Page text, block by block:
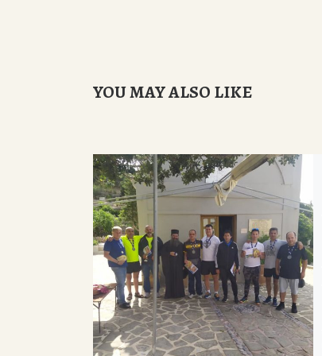
YOU MAY ALSO LIKE